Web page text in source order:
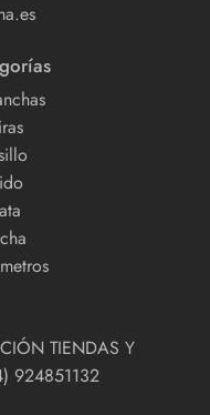
TIENDAS Y
924851132